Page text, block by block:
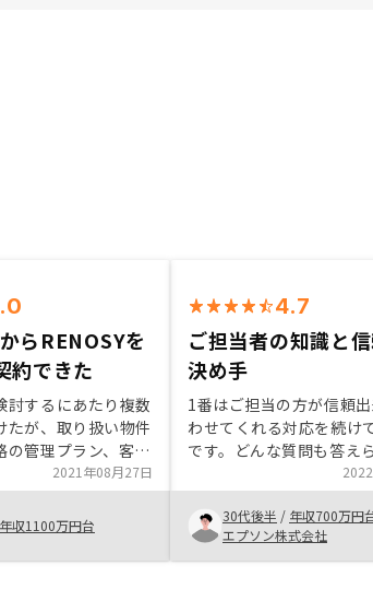
らRENOSYを
約できた
討するにあたり複数
たが、取り扱い物件
の管理プラン、客付
スピードやノウハウ
れたRENOSYさんを
する条件に合う物件
介して頂き、4件
でき非常に満足して
2021年08月27日
年収1100万円台
4.7
ご担当者の知識と
決め手
1番はご担当の方が信頼
わせてくれる対応を続け
です。どんな質問も答え
く勉強されている印象を
た。また、同じことを聞
も丁寧に対応いただきま
た、会社としても非常に
ランでリスク回避ができ
30代後半 / 年収700万円
エプソン株式会社